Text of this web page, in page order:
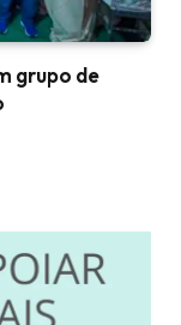
grupo de